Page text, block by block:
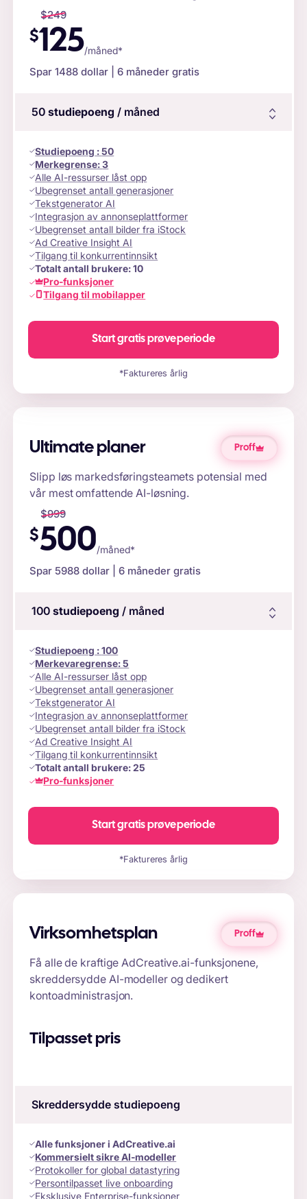
$249
$125/måned*
Spar1488 dollar | 6 måneder gratis
50 studiepoeng / måned
Studiepoeng :50
Merkegrense:3
Alle AI-ressurser låst opp
Ubegrenset antall generasjoner
Tekstgenerator AI
Integrasjon av annonseplattformer
Ubegrenset antall bilder fra iStock
Ad Creative Insight AI
Tilgang til konkurrentinnsikt
Totalt antall brukere:10
Pro-funksjoner
Tilgang til mobilapper
Start gratis prøveperiode
*Faktureres årlig
Ultimate planer Proff
Slipp løs markedsføringsteamets potensial med
vår mest omfattende AI-løsning.
$999
$500/måned*
Spar 5988 dollar | 6 måneder gratis
100 studiepoeng / måned
Studiepoeng :100
Merkevaregrense:5
Alle AI-ressurser låst opp
Ubegrenset antall generasjoner
Tekstgenerator AI
Integrasjon av annonseplattformer
Ubegrenset antall bilder fra iStock
Ad Creative Insight AI
Tilgang til konkurrentinnsikt
Totalt antall brukere:25
Pro-funksjoner
Start gratis prøveperiode
*Faktureres årlig
Virksomhetsplan Proff
Få alle de kraftige AdCreative.ai-funksjonene,
skreddersydde AI-modeller og dedikert
kontoadministrasjon.
Tilpasset pris
Skreddersydde studiepoeng
Alle funksjoner i AdCreative.ai
Kommersielt sikre AI-modeller
Protokoller for global datastyring
Persontilpasset live onboarding
Eksklusive Enterprise-funksjoner